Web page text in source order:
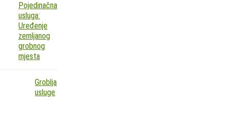
Pojedinačna
usluga:
Uređenje
zemljanog
grobnog
mjesta
Groblja
usluge